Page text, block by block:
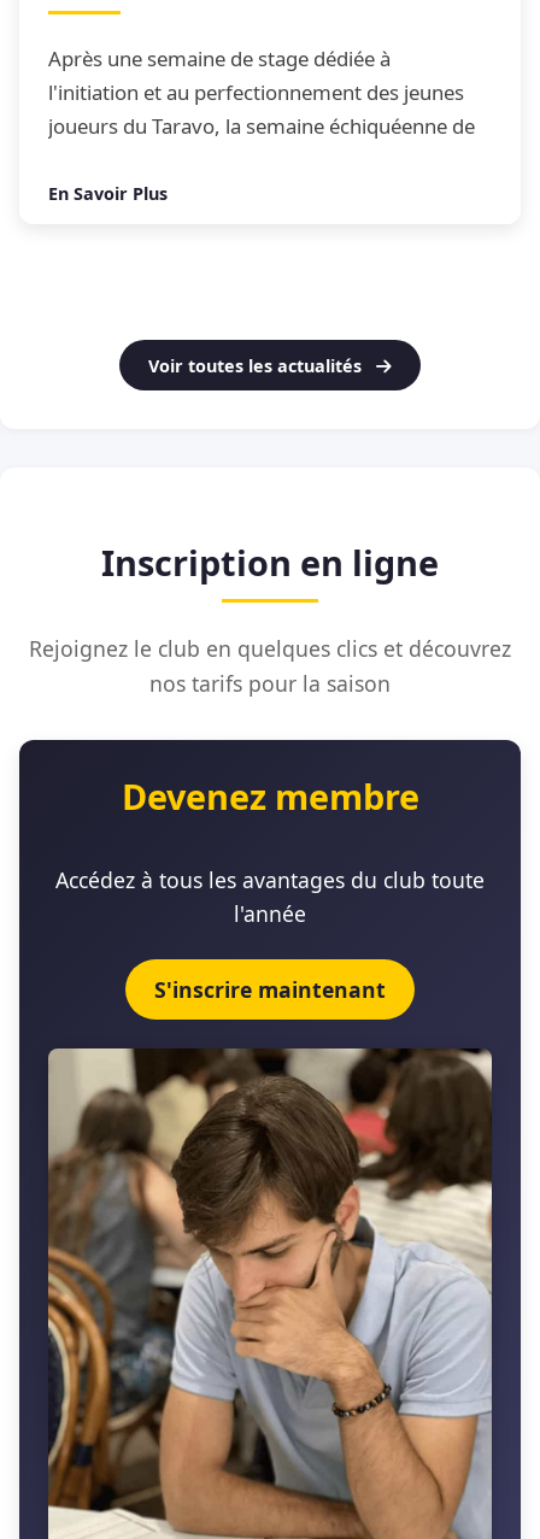
Après une semaine de stage dédiée à
l'initiation et au perfectionnement des jeunes
joueurs du Taravo, la semaine échiquéenne de
Open de blitz
En Savoir Plus
Voir toutes les actualités
Inscription en ligne
Rejoignez le club en quelques clics et découvrez
nos tarifs pour la saison
Devenez membre
Accédez à tous les avantages du club toute
l'année
S'inscrire maintenant